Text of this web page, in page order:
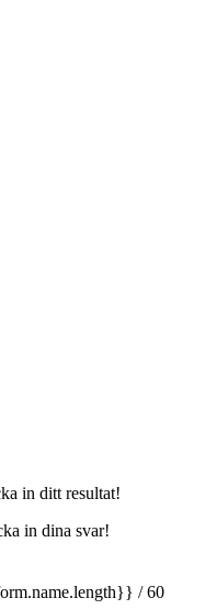
in ditt resultat!
in dina svar!
/ 60